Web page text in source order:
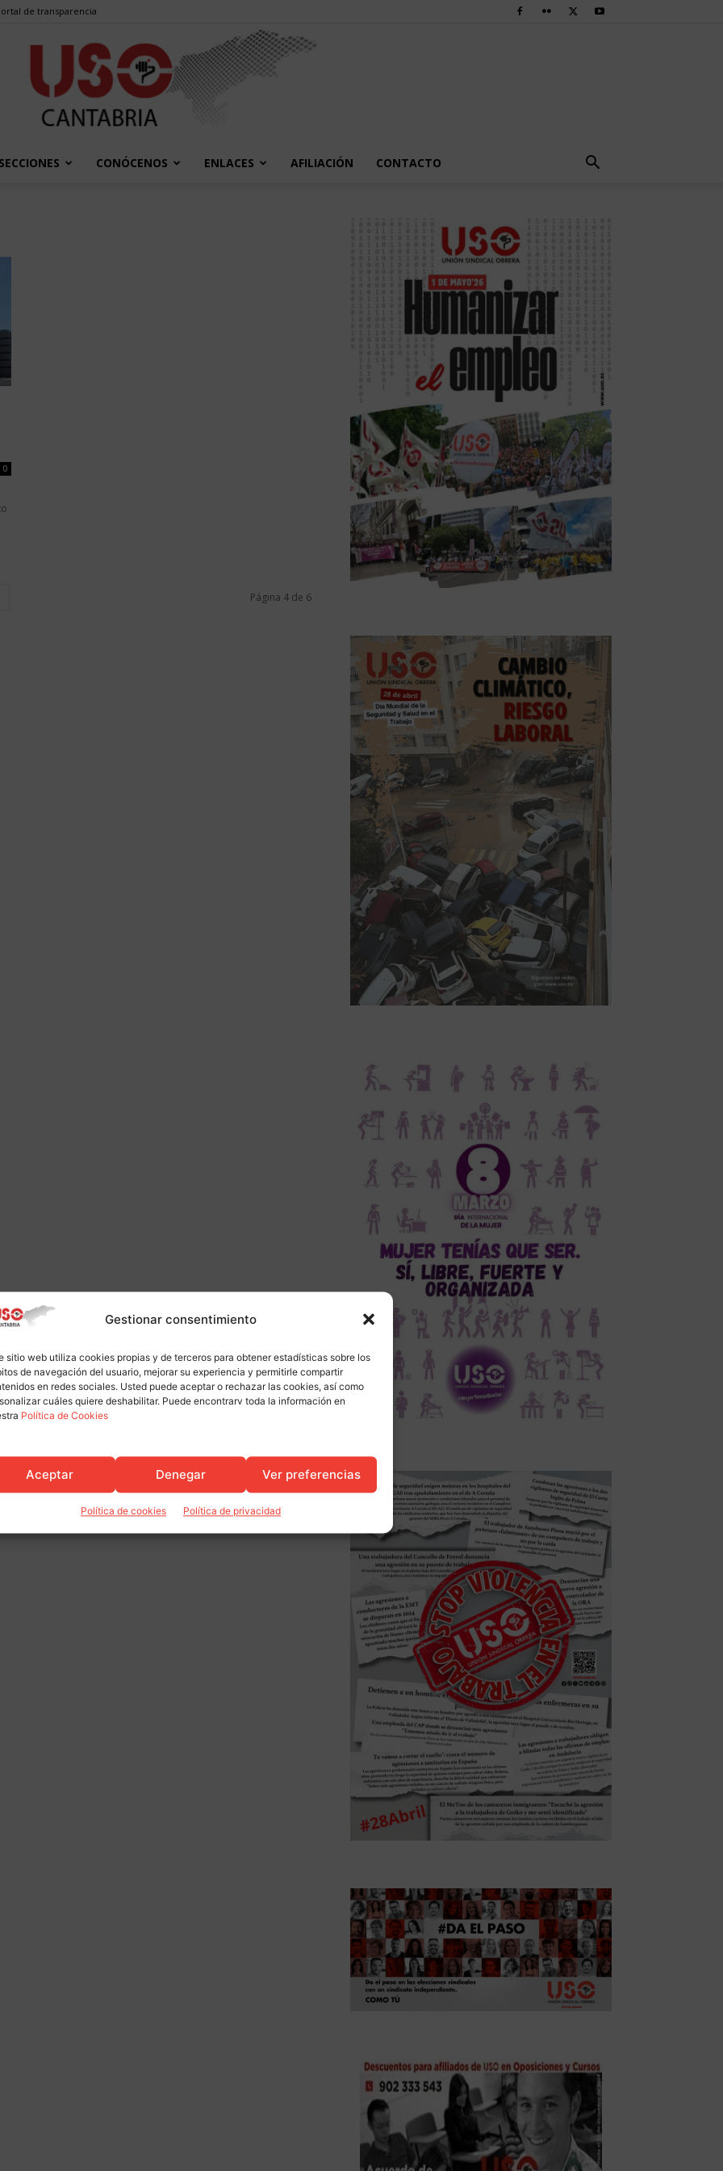
Gestionar consentimiento
sitio web utiliza cookies propias y de terceros para obtener estadísticas sobre los
de navegación del usuario, mejorar su experiencia y permitirle compartir
en redes sociales. Usted puede aceptar o rechazar las cookies, así como
cuáles quiere deshabilitar. Puede encontrarv toda la información en
Política de Cookies
Aceptar Denegar Ver preferencias
Política de cookies Política de privacidad
de transparencia
SECCIONES CONÓCENOS ENLACES AFILIACIÓN CONTACTO
0
Página 4 de 6